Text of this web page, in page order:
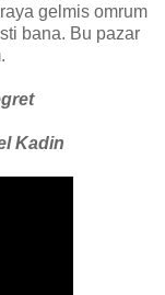
gelmis omrum
bana. Bu pazar
Kadin